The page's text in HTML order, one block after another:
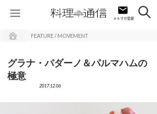
FEATURE / MOVEMENT
グラナ・パダーノ＆パルマハムの
極意
2017.12.06